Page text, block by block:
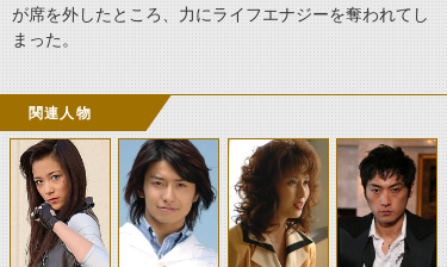
が席を外したところ、力にライフエナジーを奪われてし
まった。
関連人物